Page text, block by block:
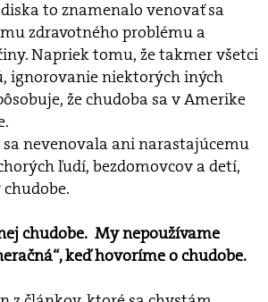
to znamenalo venovať sa
zdravotného problému a
Napriek tomu, že takmer všetci
ignorovanie niektorých iných
že chudoba sa v Amerike
nevenovala ani narastajúcemu
ľudí, bezdomovcov a detí,
chudobe. My nepoužívame
keď hovoríme o chudobe.